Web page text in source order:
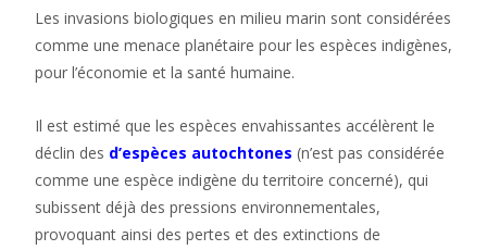
Les invasions biologiques en milieu marin sont considérées
comme une menace planétaire pour les espèces indigènes,
pour l’économie et la santé humaine.
Il est estimé que les espèces envahissantes accélèrent le
déclin des d’espèces autochtones (n’est pas considérée
comme une espèce indigène du territoire concerné), qui
subissent déjà des pressions environnementales,
provoquant ainsi des pertes et des extinctions de